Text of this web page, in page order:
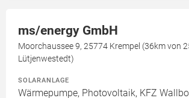
ms/energy GmbH
Moorchaussee 9, 25774 Krempel (36km von
Lütjenwestedt)
SOLARANLAGE
Wärmepumpe, Photovoltaik, KFZ